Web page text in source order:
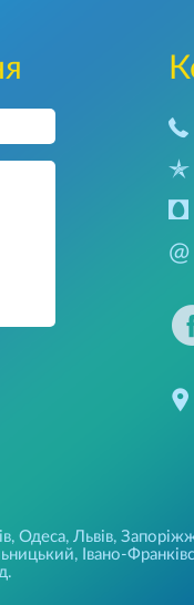
@
Одеса, Львів,
Івано-